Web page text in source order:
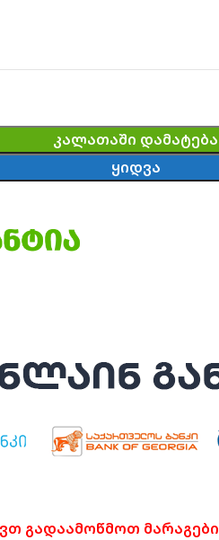
ᲙᲐᲚᲐᲗᲐᲨᲘ ᲓᲐᲛᲐᲢᲔᲑᲐ
ᲧᲘᲓᲕᲐ
გადაამოწმოთ მარაგები